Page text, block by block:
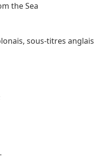
the Sea
sous-titres anglais